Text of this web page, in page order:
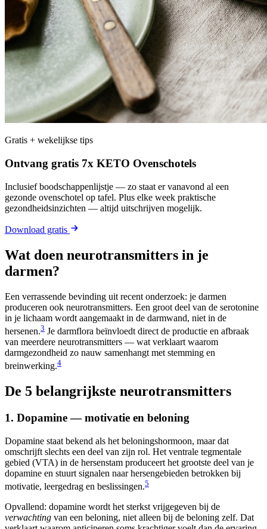
Gratis + wekelijkse tips
Ontvang gratis 7x KETO Ovenschotels
Inclusief boodschappenlijstje — zo staat er vanavond al een
gezonde ovenschotel op tafel. Plus elke week praktische
gezondheidsinzichten — altijd uitschrijven mogelijk.
Download gratis
Wat doen neurotransmitters in je
darmen?
Een verrassende bevinding uit recent onderzoek: je darmen
produceren ook neurotransmitters. Een groot deel van de serotonine
in je lichaam wordt aangemaakt in de darmwand, niet in de
hersenen.3 Je darmflora beïnvloedt direct de productie en afbraak
van meerdere neurotransmitters — wat verklaart waarom
darmgezondheid zo nauw samenhangt met stemming en
breinwerking.4
De 5 belangrijkste neurotransmitters
1. Dopamine — motivatie en beloning
Dopamine staat bekend als het beloningshormoon, maar dat
omschrijft slechts een deel van zijn rol. Het ventrale tegmentale
gebied (VTA) in de hersenstam produceert het grootste deel van je
dopamine en stuurt signalen naar hersengebieden betrokken bij
motivatie, leergedrag en beslissingen.5
Opvallend: dopamine wordt het sterkst vrijgegeven bij de
verwachting van een beloning, niet alleen bij de beloning zelf. Dat